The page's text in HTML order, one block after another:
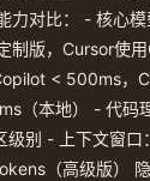
力对比： - 核心
制版，Cursor使
< 500ms，
（本地） - 代码
级别 - 上下文窗
（高级版）